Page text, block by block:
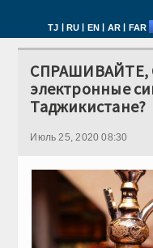
TJ | RU | EN | AR | FAR
СПРАШИВАЙТЕ,
электронные
Таджикистане?
Июль 25, 2020 08:30